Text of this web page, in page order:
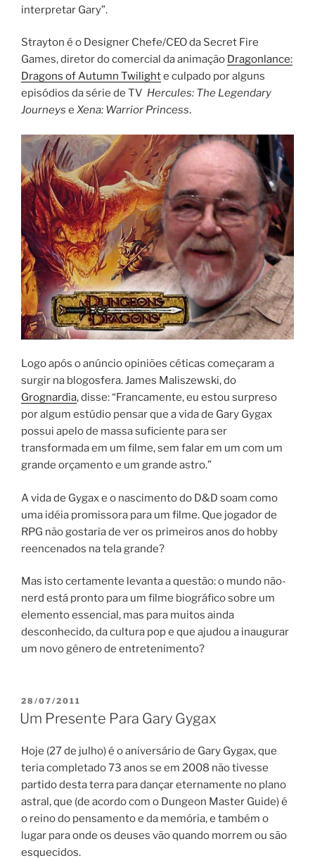
interpretar Gary”.
Strayton é o Designer Chefe/CEO da Secret Fire
Games, diretor do comercial da animação Dragonlance:
Dragons of Autumn Twilighte culpado por alguns
episódios da série de TV Hercules: The Legendary
Journeys e Xena: Warrior Princess.
Logo após o anúncio opiniões céticas começaram a
surgir na blogosfera. James Maliszewski, do
Grognardia, disse: “Francamente, eu estou surpreso
por algum estúdio pensar que a vida de Gary Gygax
possui apelo de massa suficiente para ser
transformada em um filme, sem falar em um com um
grande orçamento e um grande astro.”
A vida de Gygax e o nascimento do D&D soam como
uma idéia promissora para um filme. Que jogador de
RPG não gostaria de ver os primeiros anos do hobby
reencenados na tela grande?
Mas isto certamente levanta a questão: o mundo não-
nerd está pronto para um filme biográfico sobre um
elemento essencial, mas para muitos ainda
desconhecido, da cultura pop e que ajudou a inaugurar
um novo gênero de entretenimento?
PUBLICADO
EM
28/07/2011
Um Presente Para Gary Gygax
Hoje (27 de julho) é o aniversário de Gary Gygax, que
teria completado 73 anos se em 2008 não tivesse
partido desta terra para dançar eternamente no plano
astral, que (de acordo com o Dungeon Master Guide) é
o reino do pensamento e da memória, e também o
lugar para onde os deuses vão quando morrem ou são
esquecidos.